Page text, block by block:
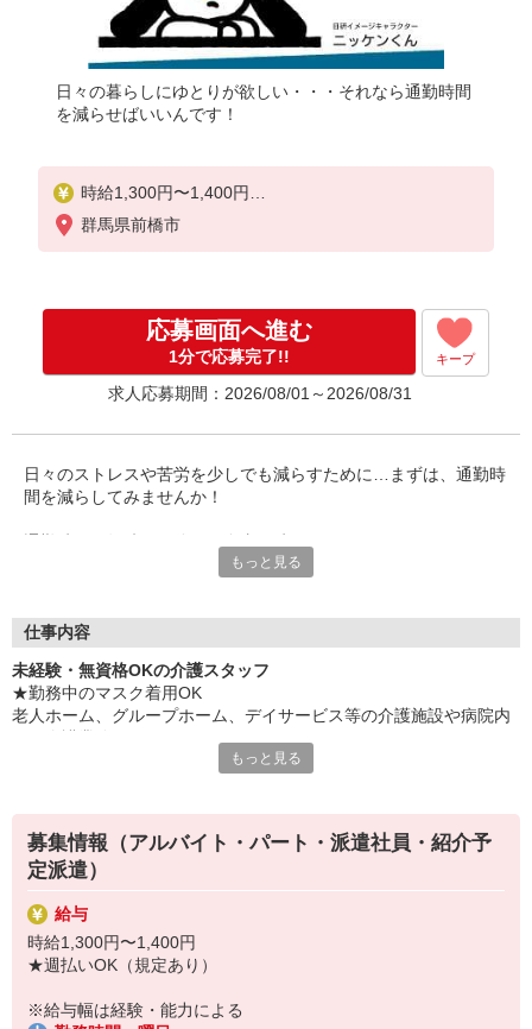
日々の暮らしにゆとりが欲しい・・・それなら通勤時間
を減らせばいいんです！
時給1,300円〜1,400円
★週払いOK（規定あり）
群馬県前橋市
応募画面へ進む
1分で応募完了!! キープ
求人応募期間：2026/08/01～2026/08/31
日々のストレスや苦労を少しでも減らすために…まずは、通勤時
間を減らしてみませんか！
⇒睡眠時間や朝の準備にゆとりを持たせたり
日々の生活をより充実したものに♪
電車・バス・車・自転車・徒歩など、あなたのご希望の手段でお
探しします！
「乗り換えが多いのは面倒」
そんなお悩みも解決できます！
まずはお気軽にご相談くださいね♪
もっと見る
仕事内容
未経験・無資格OKの介護スタッフ
★勤務中のマスク着用OK
老人ホーム、グループホーム、デイサービス等の介護施設や病院内
・薬やおしぼりの準備などのケア
・体操や季節ごとのレクリエーション
・歩行、車椅子の介助
・見守り
※施設により異なります
★施設内は冷暖房完備！いつでも快適にお仕事できますよ！
あなたのスキルに合わせて少しずつお仕事をお願いしていきます。
もっと見る
募集情報（アルバイト・パート・派遣社員・紹介予
定派遣）
給与
時給1,300円〜1,400円
★週払いOK（規定あり）
※給与幅は経験・能力による